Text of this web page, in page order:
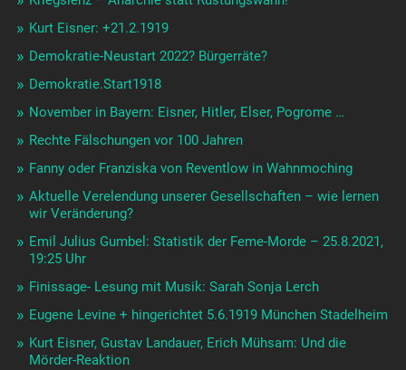
Kurt Eisner: +21.2.1919
Demokratie-Neustart 2022? Bürgerräte?
Demokratie.Start1918
November in Bayern: Eisner, Hitler, Elser, Pogrome …
Rechte Fälschungen vor 100 Jahren
Fanny oder Franziska von Reventlow in Wahnmoching
Aktuelle Verelendung unserer Gesellschaften – wie lernen
wir Veränderung?
Emil Julius Gumbel: Statistik der Feme-Morde – 25.8.2021,
19:25 Uhr
Finissage- Lesung mit Musik: Sarah Sonja Lerch
Eugene Levine + hingerichtet 5.6.1919 München Stadelheim
Kurt Eisner, Gustav Landauer, Erich Mühsam: Und die
Mörder-Reaktion